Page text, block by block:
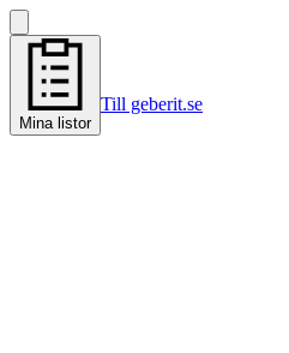
Mina listor
Till geberit.se